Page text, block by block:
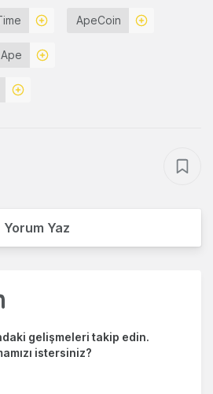
ApeCoin
Yorum Yaz
gelişmeleri takip edin.
istersiniz?